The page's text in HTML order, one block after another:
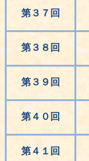
第３７回
第３８回
第３９回
第４０回
第４１回